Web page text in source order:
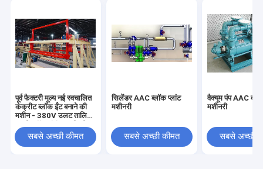
पूर्व फैक्टरी मूल्य नई स्वचालित
कंक्रीट ब्लॉक ईंट बनाने की
मशीन - 380V उलट तालिका
सबसे अच्छी कीमत
सिलेंडर AAC ब्लॉक प्लांट
मशीनरी
सबसे अच्छी कीमत
वैक्यूम पंप AAC
मशीनरी
सबसे अच्छी